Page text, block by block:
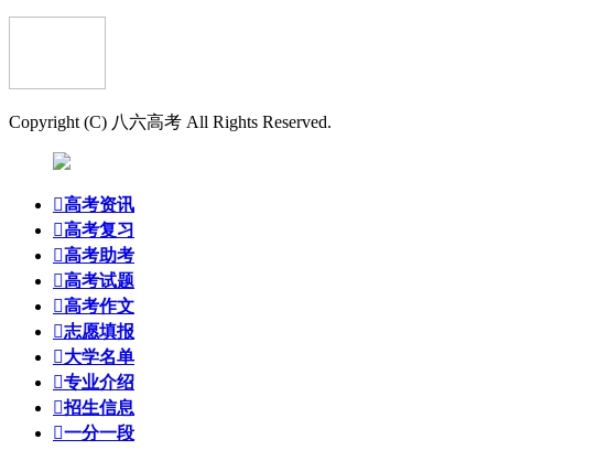
Copyright (C) 八六高考 All Rights Reserved.
高考资讯
高考复习
高考助考
高考试题
高考作文
志愿填报
大学名单
专业介绍
招生信息
一分一段